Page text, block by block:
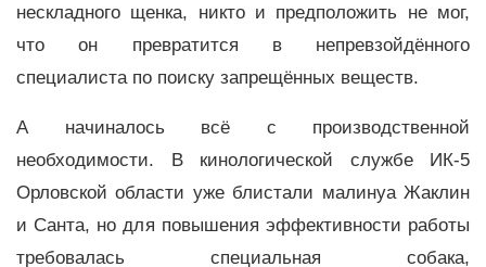
нескладного щенка, никто и предположить не мог,
что он превратится в непревзойдённого
специалиста по поиску запрещённых веществ.
А начиналось всё с производственной
необходимости. В кинологической службе ИК-5
Орловской области уже блистали малинуа Жаклин
и Санта, но для повышения эффективности работы
требовалась специальная собака,